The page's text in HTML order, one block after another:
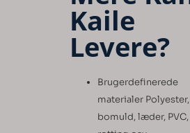
Kaile
Levere?
Brugerdefinerede
materialer Polyester,
bomuld, læder, PVC,